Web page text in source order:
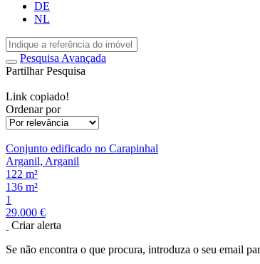
DE
NL
Pesquisa Avançada
Partilhar Pesquisa
Link copiado!
Ordenar por
Conjunto edificado no Carapinhal
Arganil, Arganil
122 m²
136 m²
1
29.000 €
Criar alerta
Se não encontra o que procura, introduza o seu email